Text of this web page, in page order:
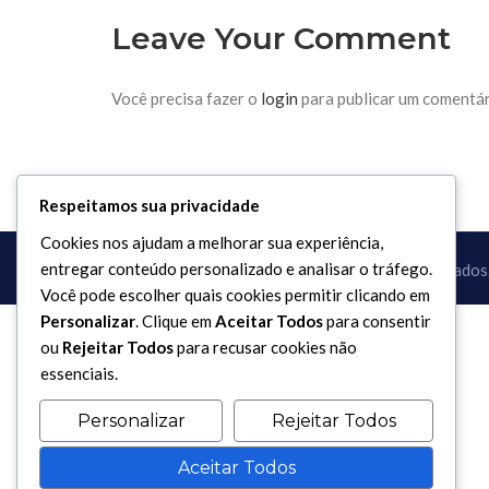
Leave Your Comment
Você precisa fazer o login para publicar um
Copyright 2017 - 2026 / Todos os direitos
Respeitamos sua privacidade
Cookies nos ajudam a melhorar sua experiência,
entregar conteúdo personalizado e analisar o tráfego.
Você pode escolher quais cookies permitir clicando em
Personalizar. Clique emAceitar Todospara consentir
ou Rejeitar Todospara recusar cookies não
essenciais.
Personalizar Rejeitar Todos
Aceitar Todos